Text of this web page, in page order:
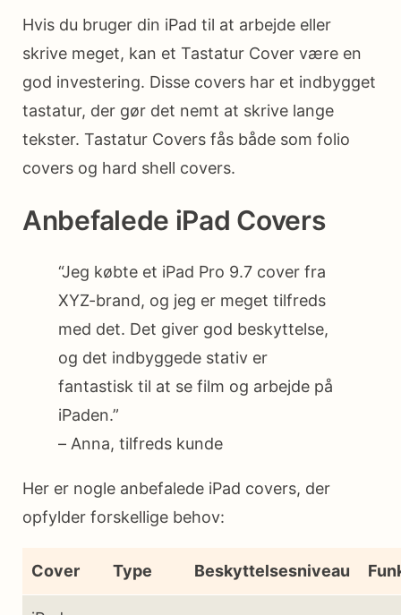
Hvis du bruger din iPad til at arbejde eller
skrive meget, kan et Tastatur Cover være en
god investering. Disse covers har et indbygget
tastatur, der gør det nemt at skrive lange
tekster. Tastatur Covers fås både som folio
covers og hard shell covers.
Anbefalede iPad Covers
“Jeg købte et iPad Pro 9.7 cover fra
XYZ-brand, og jeg er meget tilfreds
med det. Det giver god beskyttelse,
og det indbyggede stativ er
fantastisk til at se film og arbejde på
iPaden.”
– Anna, tilfreds kunde
Her er nogle anbefalede iPad covers, der
opfylder forskellige behov:
Cover Type Beskyttelsesniveau